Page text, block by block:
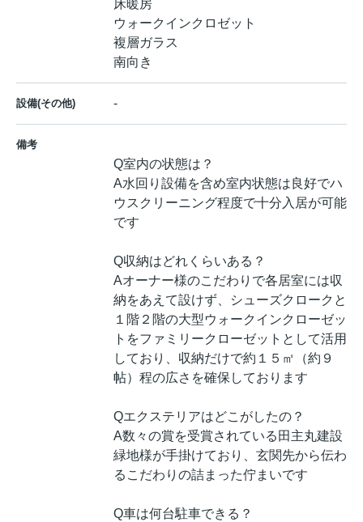
床暖房
ウォークインクロゼット
複層ガラス
南向き
設備(その他) -
備考
Q室内の状態は？
A水回り設備を含め室内状態は良好でハ
ウスクリーニング程度で十分入居が可能
です
Q収納はどれくらいある？
Aオーナー様のこだわりで各居室には収
納をあえて設けず、シューズクロークと
１階２階の大型ウォークインクローゼッ
トをファミリークローゼットとして活用
しており、収納だけで約１５㎡（約９
帖）程の広さを確保しております
Qエクステリアはどこがしたの？
A数々の賞を受賞されている田主丸建設
緑地様が手掛けており、玄関先から伝わ
るこだわりの詰まった佇まいです
Q車は何台駐車できる？